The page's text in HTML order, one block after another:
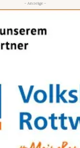
- Anzeige -